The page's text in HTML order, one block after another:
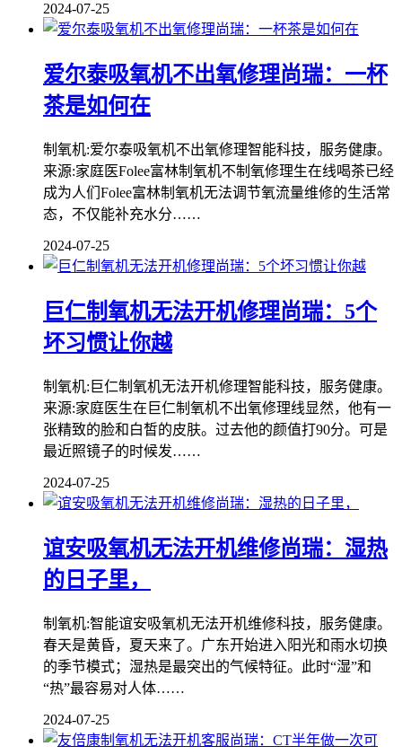
2024-07-25
爱尔泰吸氧机不出氧修理尚瑞：一杯
茶是如何在
制氧机:爱尔泰吸氧机不出氧修理智能科技，服务健康。
来源:家庭医Folee富林制氧机不制氧修理生在线喝茶已经
成为人们Folee富林制氧机无法调节氧流量维修的生活常
态，不仅能补充水分……
2024-07-25
巨仁制氧机无法开机修理尚瑞：5个
坏习惯让你越
制氧机:巨仁制氧机无法开机修理智能科技，服务健康。
来源:家庭医生在巨仁制氧机不出氧修理线显然，他有一
张精致的脸和白皙的皮肤。过去他的颜值打90分。可是
最近照镜子的时候发……
2024-07-25
谊安吸氧机无法开机维修尚瑞：湿热
的日子里，
制氧机:智能谊安吸氧机无法开机维修科技，服务健康。
春天是黄昏，夏天来了。广东开始进入阳光和雨水切换
的季节模式；湿热是最突出的气候特征。此时“湿”和
“热”最容易对人体……
2024-07-25